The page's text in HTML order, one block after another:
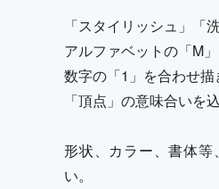
「スタイリッシュ」「
アルファベットの「M
数字の「1」を合わせ描
「頂点」の意味合いを
形状、カラー、書体
い。